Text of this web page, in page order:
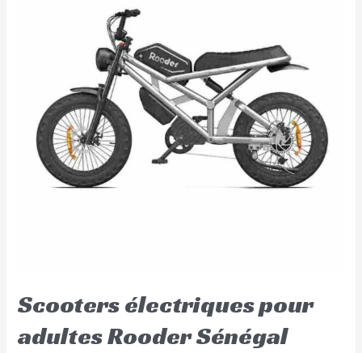
Scooters électriques pour
adultes Rooder Sénégal